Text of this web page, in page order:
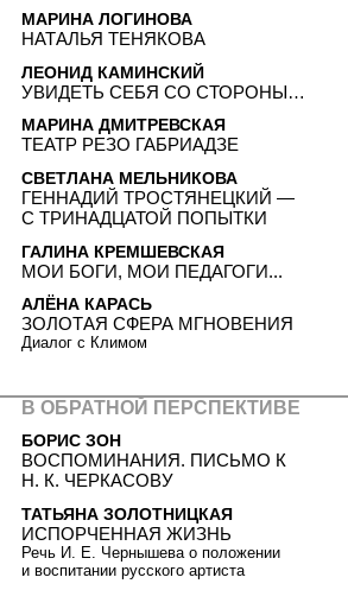
МАРИНА ЛОГИНОВА
НАТАЛЬЯ ТЕНЯКОВА
ЛЕОНИД КАМИНСКИЙ
УВИДЕТЬ СЕБЯ СО СТОРОНЫ…
МАРИНА ДМИТРЕВСКАЯ
ТЕАТР РЕЗО ГАБРИАДЗЕ
СВЕТЛАНА МЕЛЬНИКОВА
ГЕННАДИЙ ТРОСТЯНЕЦКИЙ —
С ТРИНАДЦАТОЙ ПОПЫТКИ
ГАЛИНА КРЕМШЕВСКАЯ
МОИ БОГИ, МОИ ПЕДАГОГИ...
АЛЁНА КАРАСЬ
ЗОЛОТАЯ СФЕРА МГНОВЕНИЯ
Диалог с Климом
В ОБРАТНОЙ ПЕРСПЕКТИВЕ
БОРИС ЗОН
ВОСПОМИНАНИЯ. ПИСЬМО К
Н. К. ЧЕРКАСОВУ
ТАТЬЯНА ЗОЛОТНИЦКАЯ
ИСПОРЧЕННАЯ ЖИЗНЬ
Речь И. Е. Чернышева о положении
и воспитании русского артиста